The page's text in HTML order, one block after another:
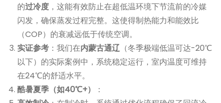
的过冷度 ，这能有效防止在超低温环境下节流前的冷媒
闪发，确保蒸发过程完整。这使得制热能力和能效比
（COP）的衰减远低于传统空调。
实证参考 ：我们在内蒙古通辽 （冬季极端低温可达-20℃
以下）的实际案例中，系统稳定运行，室内温度可维持
在24℃的舒适水平。
酷暑夏季（如40℃+）
：